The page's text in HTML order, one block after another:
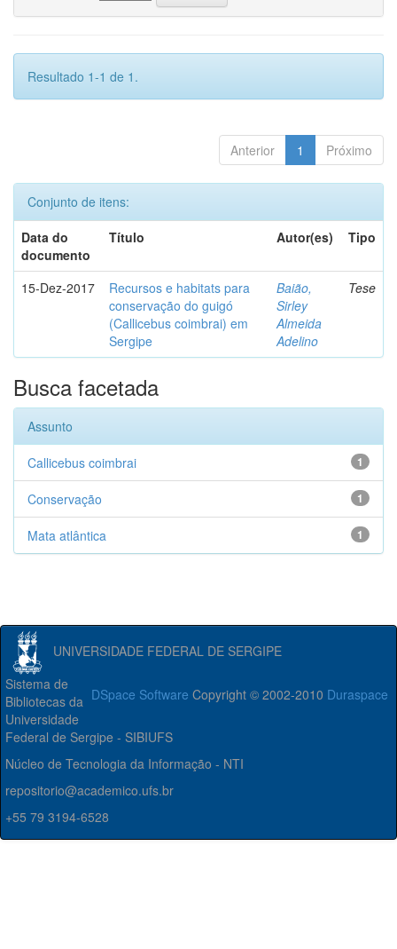
Resultado 1-1 de 1.
Anterior 1 Próximo
Conjunto de itens:
Data do
documento
Título Autor(es) Tipo
15-Dez-2017
Recursos e habitats para
conservação do guigó
(Callicebus coimbrai) em
Sergipe
Baião,
Sirley
Almeida
Adelino
Tese
Busca facetada
Assunto
1
Callicebus coimbrai
1
Conservação
1
Mata atlântica
UNIVERSIDADE FEDERAL DE SERGIPE
DSpace Software Copyright © 2002-2010 Duraspace
Sistema de
Bibliotecas da
Universidade
Federal de Sergipe - SIBIUFS
Núcleo de Tecnologia da Informação - NTI
repositorio@academico.ufs.br
+55 79 3194-6528